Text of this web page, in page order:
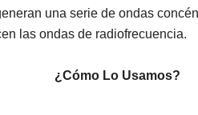
una serie de ondas
las ondas de radiofrecuencia.
¿Cómo Lo Usamos?